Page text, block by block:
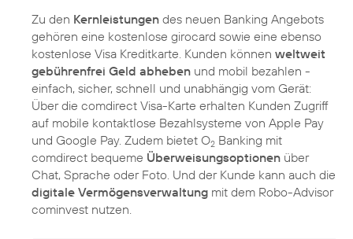
Zu den Kernleistungen des neuen Banking Angebots
gehören eine kostenlose girocard sowie eine ebenso
kostenlose Visa Kreditkarte. Kunden können weltweit
gebührenfrei Geld abheben und mobil bezahlen -
einfach, sicher, schnell und unabhängig vom Gerät:
Über die comdirect Visa-Karte erhalten Kunden Zugriff
auf mobile kontaktlose Bezahlsysteme von Apple Pay
und Google Pay. Zudem bietet O2 Banking mit
comdirect bequeme Überweisungsoptionen über
Chat, Sprache oder Foto. Und der Kunde kann auch die
digitale Vermögensverwaltung mit dem Robo-Advisor
cominvest nutzen.